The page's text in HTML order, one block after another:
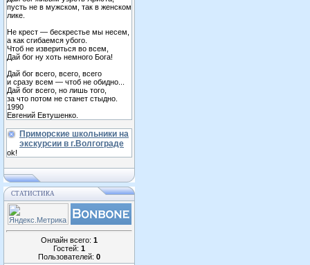
пусть не в мужском, так в женском
лике.
Не крест — бескрестье мы несем,
а как сгибаемся убого.
Чтоб не извериться во всем,
Дай бог ну хоть немного Бога!
Дай бог всего, всего, всего
и сразу всем — чтоб не обидно...
Дай бог всего, но лишь того,
за что потом не станет стыдно.
1990
Евгений Евтушенко.
Приморские школьники на
экскурсии в г.Волгограде
ok!
СТАТИСТИКА
Онлайн всего: 1
Гостей: 1
Пользователей: 0